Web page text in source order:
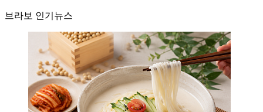
브라보 인기뉴스